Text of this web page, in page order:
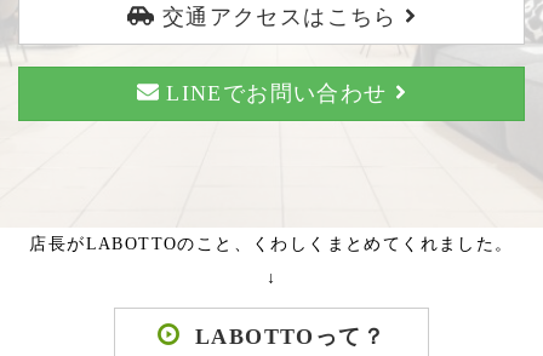
交通アクセスはこちら
LINEでお問い合わせ
店長がLABOTTOのこと、くわしくまとめてくれました。
↓
LABOTTOって？